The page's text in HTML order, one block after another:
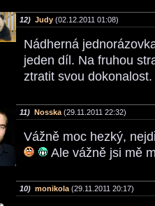
12) Judy (02.12.2011 01:08)
Nádherná
jeden díl. Na fruhou
ztratit svou dokonalost.
11) Nosska (29.11.2011 22:32)
Vážně moc hezký,
Ale vážně jsi mě
10) monikola (29.11.2011 20:17)